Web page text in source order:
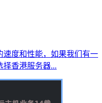
速度和性能，如果我们有一
择香港服务器...